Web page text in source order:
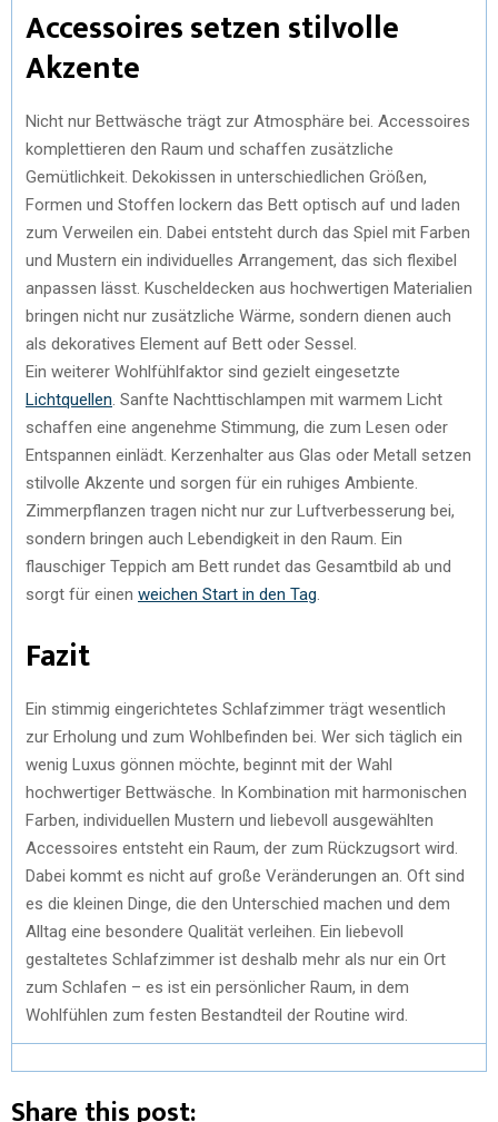
Accessoires setzen stilvolle
Akzente
Nicht nur Bettwäsche trägt zur Atmosphäre bei. Accessoires
komplettieren den Raum und schaffen zusätzliche
Gemütlichkeit. Dekokissen in unterschiedlichen Größen,
Formen und Stoffen lockern das Bett optisch auf und laden
zum Verweilen ein. Dabei entsteht durch das Spiel mit Farben
und Mustern ein individuelles Arrangement, das sich flexibel
anpassen lässt. Kuscheldecken aus hochwertigen Materialien
bringen nicht nur zusätzliche Wärme, sondern dienen auch
als dekoratives Element auf Bett oder Sessel.
Ein weiterer Wohlfühlfaktor sind gezielt eingesetzte
Lichtquellen . Sanfte Nachttischlampen mit warmem Licht
schaffen eine angenehme Stimmung, die zum Lesen oder
Entspannen einlädt. Kerzenhalter aus Glas oder Metall setzen
stilvolle Akzente und sorgen für ein ruhiges Ambiente.
Zimmerpflanzen tragen nicht nur zur Luftverbesserung bei,
sondern bringen auch Lebendigkeit in den Raum. Ein
flauschiger Teppich am Bett rundet das Gesamtbild ab und
sorgt für einen weichen Start in den Tag
Fazit
Ein stimmig eingerichtetes Schlafzimmer trägt wesentlich
zur Erholung und zum Wohlbefinden bei. Wer sich täglich ein
wenig Luxus gönnen möchte, beginnt mit der Wahl
hochwertiger Bettwäsche. In Kombination mit harmonischen
Farben, individuellen Mustern und liebevoll ausgewählten
Accessoires entsteht ein Raum, der zum Rückzugsort wird.
Dabei kommt es nicht auf große Veränderungen an. Oft sind
es die kleinen Dinge, die den Unterschied machen und dem
Alltag eine besondere Qualität verleihen. Ein liebevoll
gestaltetes Schlafzimmer ist deshalb mehr als nur ein Ort
zum Schlafen – es ist ein persönlicher Raum, in dem
Wohlfühlen zum festen Bestandteil der Routine wird.
Share this post: